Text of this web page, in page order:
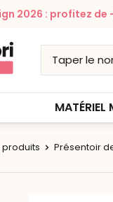
2026 : profitez de
MATÉRIEL
produits Présentoir